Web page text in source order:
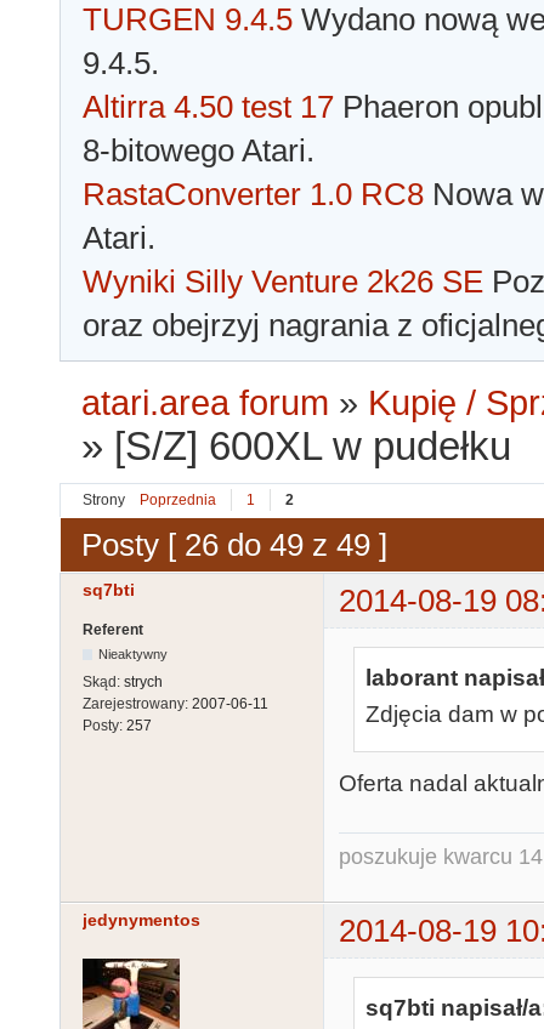
TURGEN 9.4.5 Wydano nową
9.4.5.
Altirra 4.50 test 17 Phaeron
8-bitowego Atari.
RastaConverter 1.0 RC8 Nowa
Atari.
Wyniki Silly Venture 2k26 SE
oraz obejrzyj nagrania z
atari.area forum » Kupię /
» [S/Z] 600XL w pudełku
Strony Poprzednia 1 2
Posty [ 26 do 49 z 49 ]
sq7bti 2014-08-19
Referent
Nieaktywny
Skąd: strych
Zarejestrowany: 2007-06-11
Posty: 257
laborant
Zdjęcia dam w
Oferta nadal
poszukuje kwarcu
jedynymentos 2014-08-19
sq7bti napisał/